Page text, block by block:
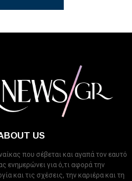
US
που σέβεται και αγαπά τον εαυτό
ενημερώνει για ό,τι αφορά την
και τις σχέσεις, την καριέρα και τη